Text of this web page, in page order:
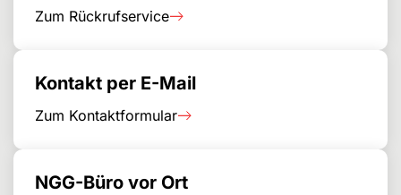
Zum Rückrufservice
Kontakt per E-Mail
Zum Kontaktformular
NGG-Büro vor Ort